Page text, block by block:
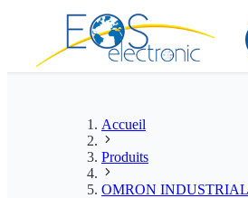
Accueil
Produits
OMRON